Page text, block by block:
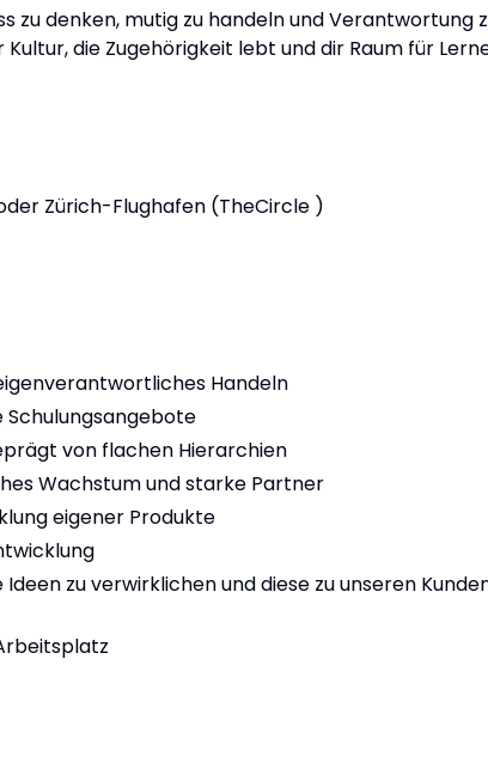
zu denken, mutig zu handeln und Verantwortung
die Zugehörigkeit lebt und dir Raum für
Zürich-Flughafen (TheCircle )
Handeln
von flachen Hierarchien
Wachstum und starke Partner
eigener Produkte
zu verwirklichen und diese zu unseren